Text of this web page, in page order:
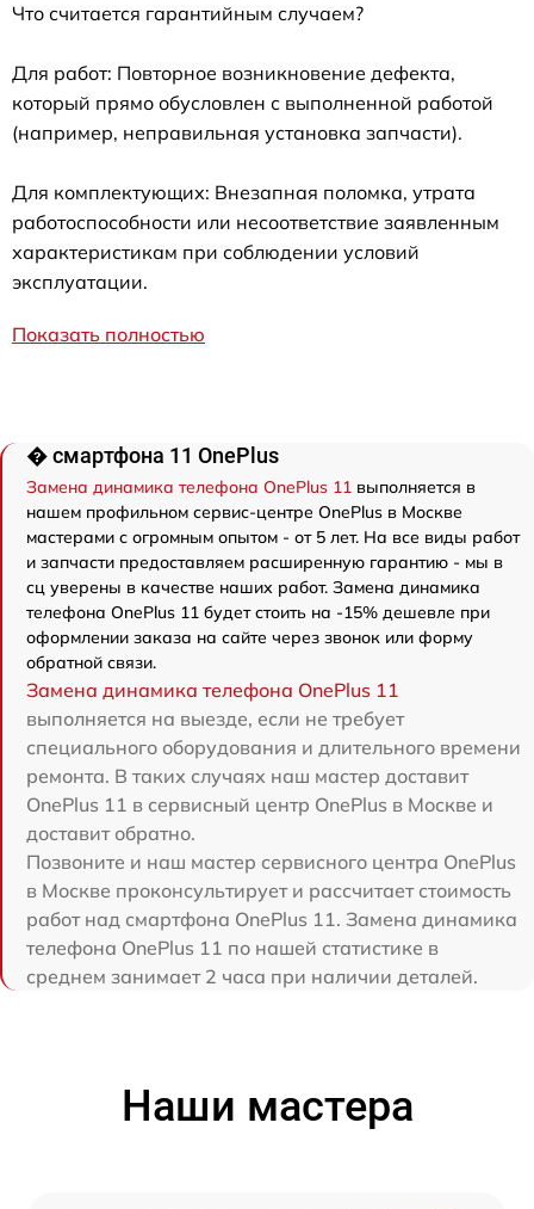
Что считается гарантийным случаем?
Для работ: Повторное возникновение дефекта,
который прямо обусловлен с выполненной работой
(например, неправильная установка запчасти).
Для комплектующих: Внезапная поломка, утрата
работоспособности или несоответствие заявленным
характеристикам при соблюдении условий
эксплуатации.
Показать полностью
� смартфона 11 OnePlus
Замена динамика телефона OnePlus 11 выполняется в
нашем профильном сервис-центре OnePlus в Москве
мастерами с огромным опытом - от 5 лет. На все виды работ
и запчасти предоставляем расширенную гарантию - мы в
сц уверены в качестве наших работ. Замена динамика
телефона OnePlus 11 будет стоить на -15% дешевле при
оформлении заказа на сайте через звонок или форму
обратной связи.
Замена динамика телефона OnePlus 11
выполняется на выезде, если не требует
специального оборудования и длительного времени
ремонта. В таких случаях наш мастер доставит
OnePlus 11 в сервисный центр OnePlus в Москве и
доставит обратно.
Позвоните и наш мастер сервисного центра OnePlus
в Москве проконсультирует и рассчитает стоимость
работ над смартфона OnePlus 11. Замена динамика
телефона OnePlus 11 по нашей статистике в
среднем занимает 2 часа при наличии деталей.
Наши мастера